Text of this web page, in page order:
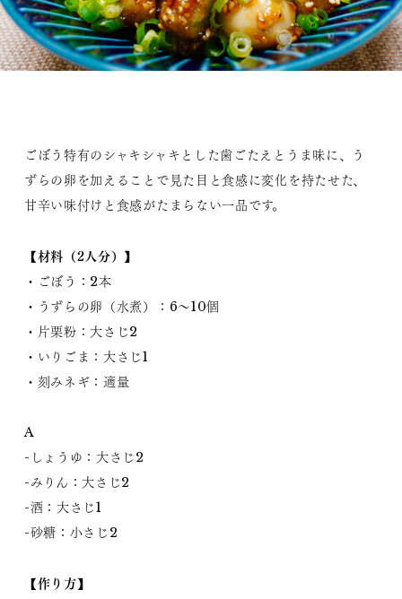
ごぼう特有のシャキシャキとした歯ごたえとうま味に、う
ずらの卵を加えることで見た目と食感に変化を持たせた、
甘辛い味付けと食感がたまらない一品です。
【材料（2人分）】
・ごぼう：2本
・うずらの卵（水煮）：6～10個
・片栗粉：大さじ2
・いりごま：大さじ1
・刻みネギ：適量
A
-しょうゆ：大さじ2
-みりん：大さじ2
-酒：大さじ1
-砂糖：小さじ2
【作り方】